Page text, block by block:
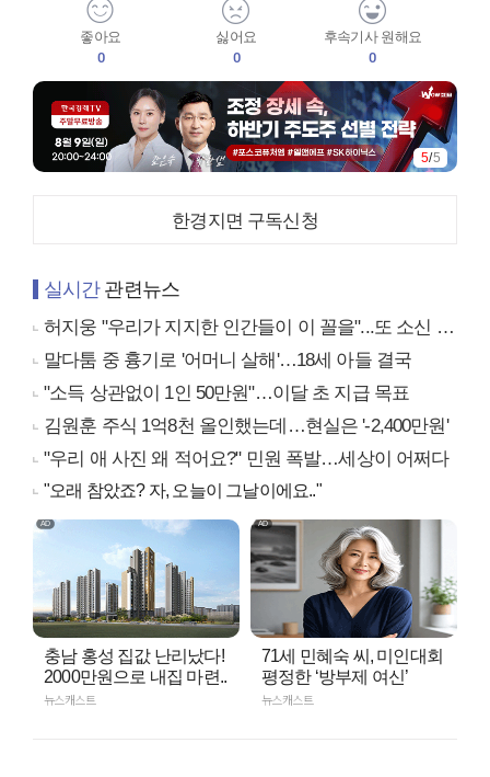
좋아요
0
싫어요
0
후속기사 원해요
0
5/5
한경지면 구독신청
실시간관련뉴스
허지웅 "우리가 지지한 인간들이 이 꼴을"...또 소신 발언
말다툼 중 흉기로 '어머니 살해'…18세 아들 결국
"소득 상관없이 1인 50만원"…이달 초 지급 목표
김원훈 주식 1억8천 올인했는데…현실은 '-2,400만원'
"우리 애 사진 왜 적어요?" 민원 폭발…세상이 어쩌다
"오래 참았죠? 자, 오늘이 그날이에요.."
충남 홍성 집값 난리났다!
2000만원으로 내집 마련..
뉴스캐스트
71세 민혜숙 씨, 미인대회
평정한 ‘방부제 여신’
뉴스캐스트